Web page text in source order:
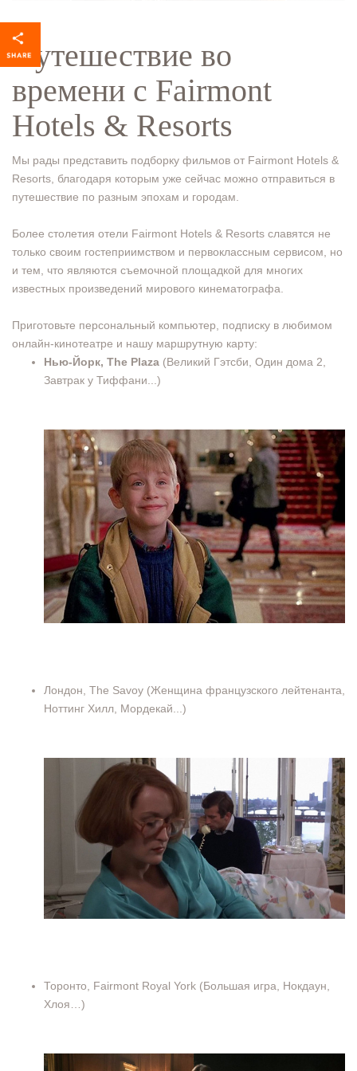
Путешествие во
времени с Fairmont
Hotels & Resorts
Мы рады представить подборку фильмов от Fairmont Hotels &
Resorts, благодаря которым уже сейчас можно отправиться в
путешествие по разным эпохам и городам.
Более столетия отели Fairmont Hotels & Resorts славятся не
только своим гостеприимством и первоклассным сервисом, но
и тем, что являются съемочной площадкой для многих
известных произведений мирового кинематографа.
Приготовьте персональный компьютер, подписку в любимом
онлайн-кинотеатре и нашу маршрутную карту:
Нью-Йорк, The Plaza (Великий Гэтсби, Один дома 2,
Завтрак у Тиффани...)
Лондон, The Savoy (Женщина французского лейтенанта,
Ноттинг Хилл, Мордекай...)
Торонто, Fairmont Royal York (Большая игра, Нокдаун,
Хлоя…)